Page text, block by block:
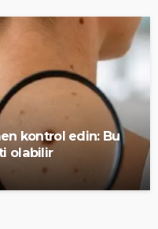
kontrol edin: Bu
olabilir